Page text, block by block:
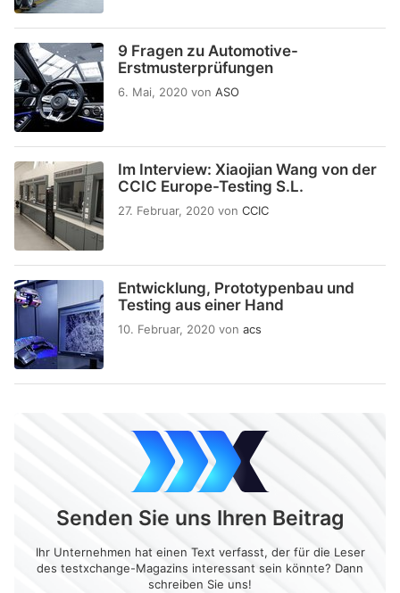
9 Fragen zu Automotive-
Erstmusterprüfungen
6. Mai, 2020 von ASO
Im Interview: Xiaojian Wang von der
CCIC Europe-Testing S.L.
27. Februar, 2020 von CCIC
Entwicklung, Prototypenbau und
Testing aus einer Hand
10. Februar, 2020 von acs
Senden Sie uns Ihren Beitrag
Ihr Unternehmen hat einen Text verfasst, der für die Leser
des testxchange-Magazins interessant sein könnte? Dann
schreiben Sie uns!